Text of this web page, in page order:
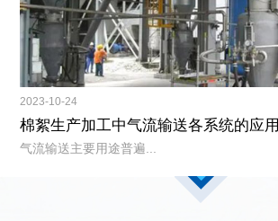
2023-10-24
棉絮生产加工中气流输送各系统的应用
气流输送主要用途普遍...